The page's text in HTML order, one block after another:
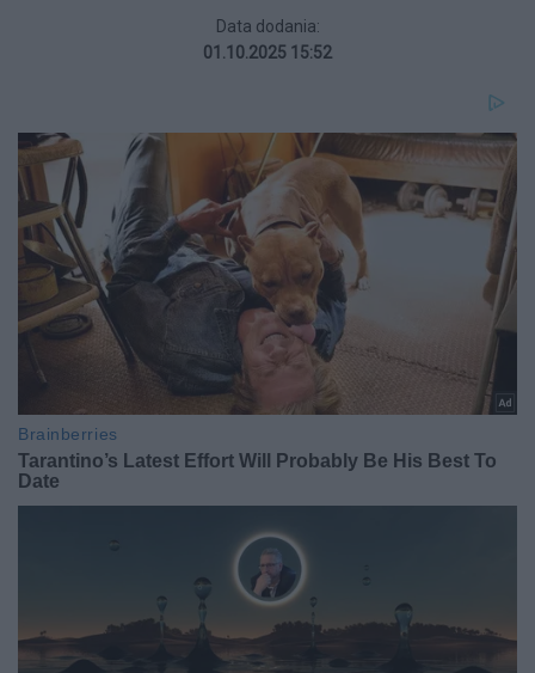
Data dodania:
01.10.2025 15:52